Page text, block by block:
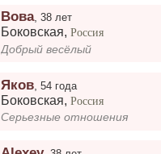
Вова,38 лет
Боковская,Россия
Добрый весёлый
Яков ,54 года
Боковская,Россия
Серьезные отношения